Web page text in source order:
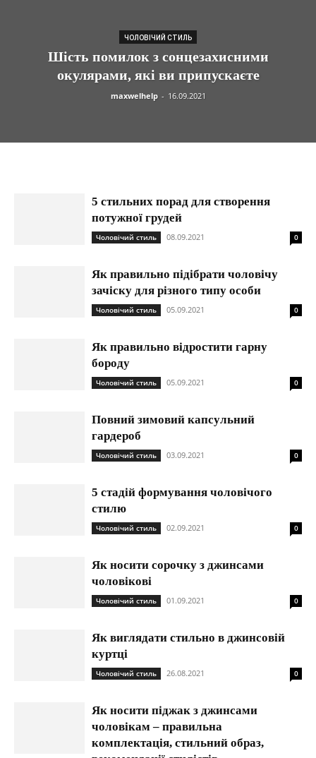
ЧОЛОВІЧИЙ СТИЛЬ
Шість помилок з сонцезахисними
окулярами, які ви припускаєте
maxwelhelp - 16.09.2021
5 стильних порад для створення
потужної грудей
Чоловічий стиль 08.09.2021 0
Як правильно підібрати чоловічу
зачіску для різного типу особи
Чоловічий стиль 05.09.2021 0
Як правильно відростити гарну
бороду
Чоловічий стиль 05.09.2021 0
Повний зимовий капсульний
гардероб
Чоловічий стиль 03.09.2021 0
5 стадій формування чоловічого
стилю
Чоловічий стиль 02.09.2021 0
Як носити сорочку з джинсами
чоловікові
Чоловічий стиль 01.09.2021 0
Як виглядати стильно в джинсовій
куртці
Чоловічий стиль 26.08.2021 0
Як носити піджак з джинсами
чоловікам – правильна
комплектація, стильний образ,